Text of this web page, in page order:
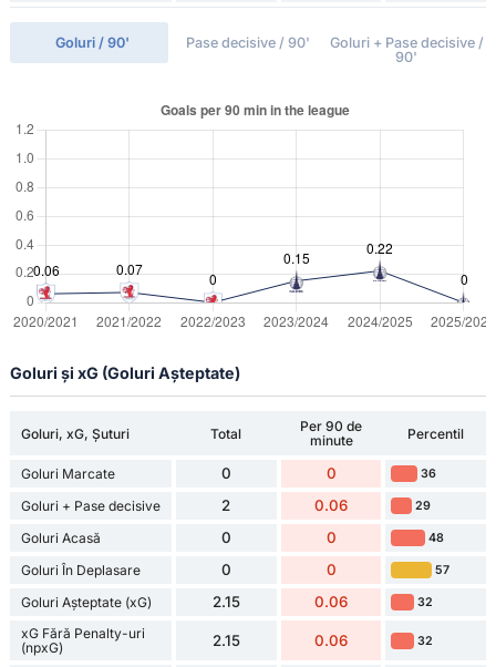
Goluri / 90' Pase decisive / 90'
Goluri + Pase decisive /
90'
Goluri și xG (Goluri Așteptate)
Goluri, xG, Șuturi Total
Per 90 de
minute
Percentil
Goluri Marcate 0 0 36
Goluri + Pase decisive 2 0.06 29
Goluri Acasă 0 0 48
Goluri În Deplasare 0 0 57
Goluri Așteptate (xG) 2.15 0.06 32
xG Fără Penalty-uri
(npxG)
2.15 0.06 32